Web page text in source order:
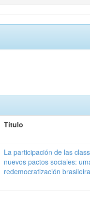
Título
La participación de las
nuevos pactos sociales:
redemocratización